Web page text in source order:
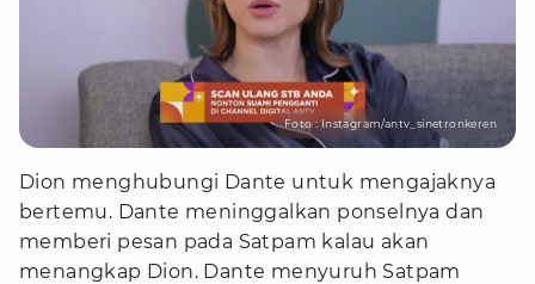
Foto : Instagram/antv_sinetronkeren
Dion menghubungi Dante untuk mengajaknya
bertemu. Dante meninggalkan ponselnya dan
memberi pesan pada Satpam kalau akan
menangkap Dion. Dante menyuruh Satpam